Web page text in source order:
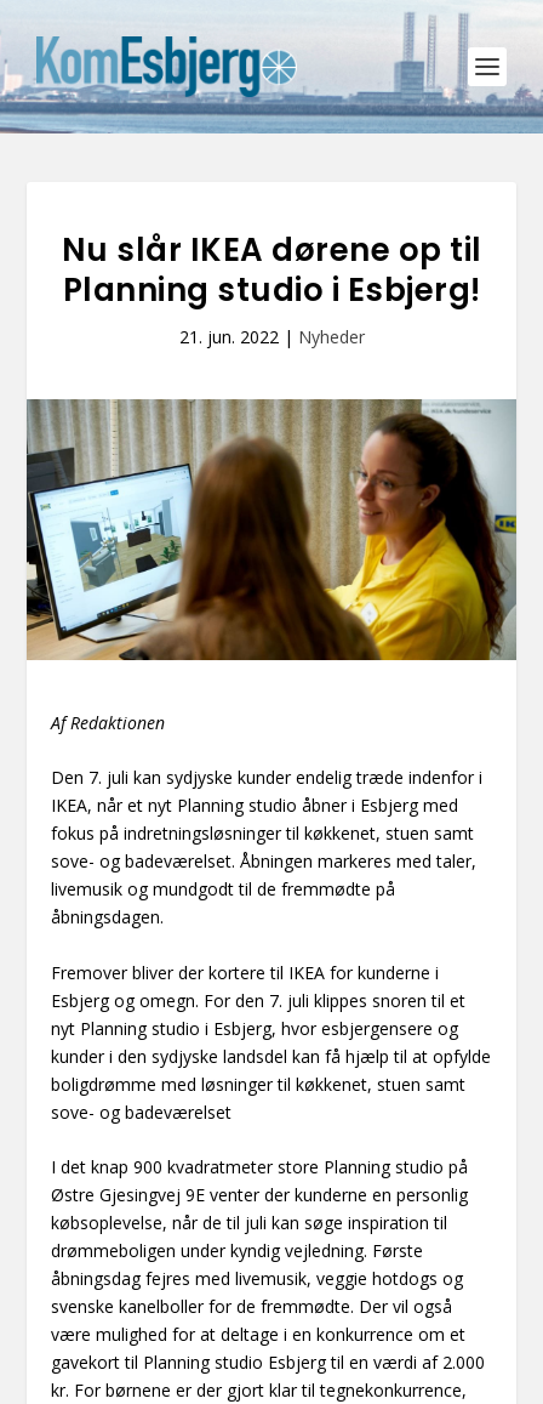
Nu slår IKEA dørene op til
Planning studio i Esbjerg!
21. jun. 2022| Nyheder
Af Redaktionen
Den 7. juli kan sydjyske kunder endelig træde indenfor i
IKEA, når et nyt Planning studio åbner i Esbjerg med
fokus på indretningsløsninger til køkkenet, stuen samt
sove- og badeværelset. Åbningen markeres med taler,
livemusik og mundgodt til de fremmødte på
åbningsdagen.
Fremover bliver der kortere til IKEA for kunderne i
Esbjerg og omegn. For den 7. juli klippes snoren til et
nyt Planning studio i Esbjerg, hvor esbjergensere og
kunder i den sydjyske landsdel kan få hjælp til at opfylde
boligdrømme med løsninger til køkkenet, stuen samt
sove- og badeværelset
I det knap 900 kvadratmeter store Planning studio på
Østre Gjesingvej 9E venter der kunderne en personlig
købsoplevelse, når de til juli kan søge inspiration til
drømmeboligen under kyndig vejledning. Første
åbningsdag fejres med livemusik, veggie hotdogs og
svenske kanelboller for de fremmødte. Der vil også
være mulighed for at deltage i en konkurrence om et
gavekort til Planning studio Esbjerg til en værdi af 2.000
kr. For børnene er der gjort klar til tegnekonkurrence,